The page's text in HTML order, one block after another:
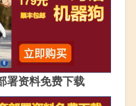
署资料免费下载